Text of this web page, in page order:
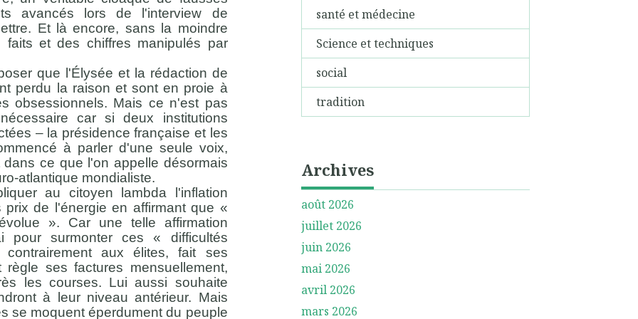
avancés lors de l'interview de
Et là encore, sans la moindre
faits et des chiffres manipulés par
que l'Élysée et la rédaction de
perdu la raison et sont en proie à
obsessionnels. Mais ce n'est pas
car si deux institutions
– la présidence française et les
à parler d'une seule voix,
ce que l'on appelle désormais
atlantique mondialiste.
au citoyen lambda l'inflation
de l'énergie en affirmant que «
». Car une telle affirmation
pour surmonter ces « difficultés
aux élites, fait ses
ses factures mensuellement,
les courses. Lui aussi souhaite
à leur niveau antérieur. Mais
se moquent éperdument du peuple
santé et médecine
Science et techniques
social
tradition
Archives
août 2026
juillet 2026
juin 2026
mai 2026
avril 2026
mars 2026